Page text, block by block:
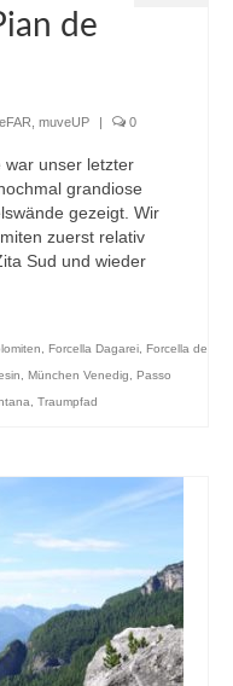
de
muveUP 0
war unser letzter
grandiose
gezeigt. Wir
zuerst relativ
Sud und wieder
, Forcella Dagarei, Forcella de
, München Venedig, Passo
, Traumpfad